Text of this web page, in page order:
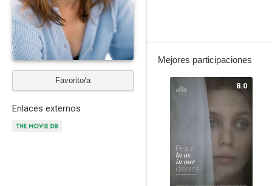
Favorito/a
Enlaces externos
Mejores participaciones
8.0